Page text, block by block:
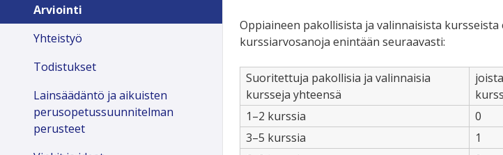
Oppiaineen pakollisista ja valinnaisista
kurssiarvosanoja enintään seuraavasti:
Suoritettuja pakollisia ja valinnaisia
kursseja yhteensä
1–2 kurssia
0
3–5 kurssia
1
Arviointi
Yhteistyö
Todistukset
Lainsäädäntö ja aikuisten
perusopetussuunnitelman
perusteet